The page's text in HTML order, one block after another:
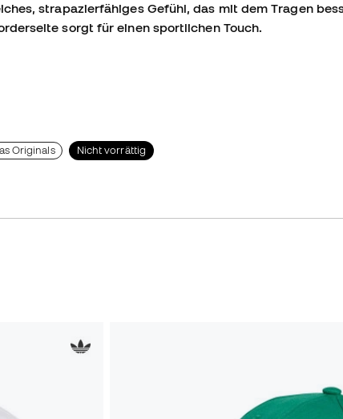
strapazierfähiges Gefühl, das mit dem Tragen
sorgt für einen sportlichen Touch.
Originals Nicht vorrättig